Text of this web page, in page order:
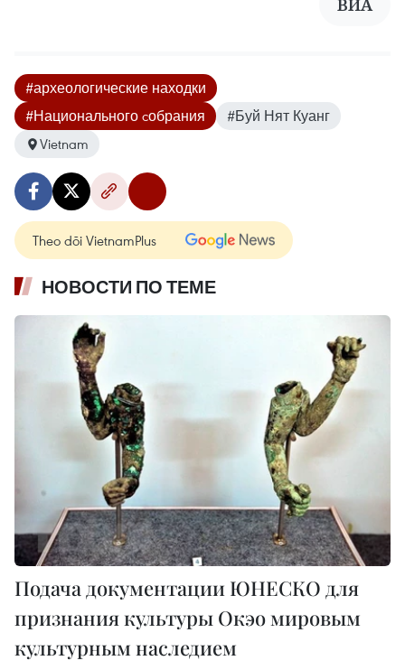
ВИА
#археологические находки
#Национального cобрания
#Буй Нят Куанг
Vietnam
Theo dõi VietnamPlus
НОВОСТИ ПО ТЕМЕ
Подача документации ЮНЕСКО для
признания культуры Oкэo мировым
культурным наследием